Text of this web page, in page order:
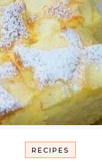
RECIPES